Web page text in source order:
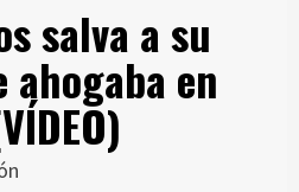
salva a su
ahogaba en